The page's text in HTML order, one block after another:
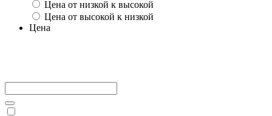
Цена от низкой к высокой
Цена от высокой к низкой
Цена